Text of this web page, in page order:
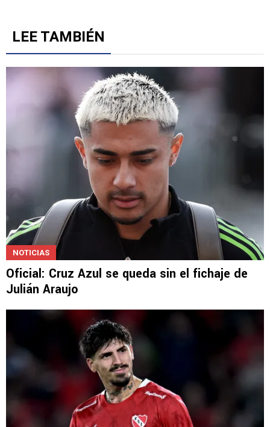
LEE TAMBIÉN
NOTICIAS
Oficial: Cruz Azul se queda sin el fichaje de
Julián Araujo